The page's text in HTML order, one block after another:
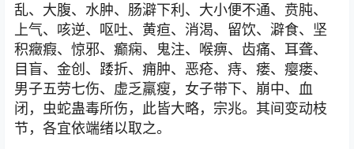
乱、大腹、水肿、肠澼下利、大小便不通、贲肫、
上气、咳逆、呕吐、黄疸、消渴、留饮、澼食、坚
积癥瘕、惊邪、癫痫、鬼注、喉痹、齿痛、耳聋、
目盲、金创、踒折、痈肿、恶疮、痔、瘘、瘿瘘、
男子五劳七伤、虚乏羸瘦，女子带下、崩中、血
闭，虫蛇蛊毒所伤，此皆大略，宗兆。其间变动枝
节，各宜依端绪以取之。